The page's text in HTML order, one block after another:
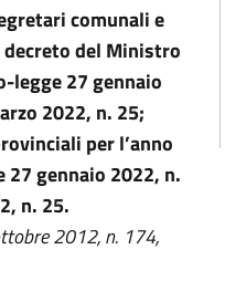
comunali e
del Ministro
legge 27 gennaio
2022, n. 25;
per l’anno
gennaio 2022, n.
n. 25.
2012, n. 174,